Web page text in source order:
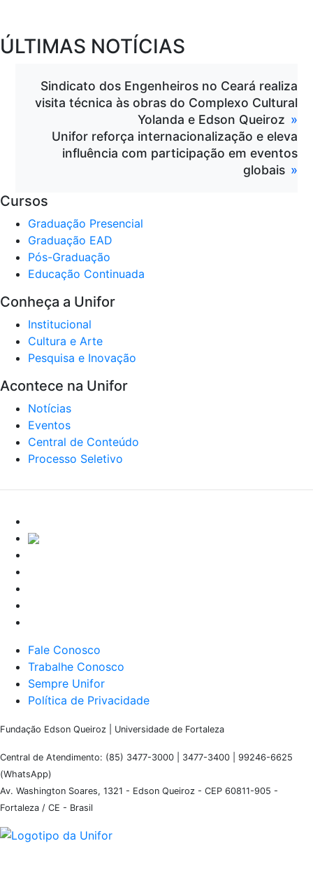
ÚLTIMAS NOTÍCIAS
Sindicato dos Engenheiros no Ceará realiza
visita técnica às obras do Complexo Cultural
Yolanda e Edson Queiroz
Unifor reforça internacionalização e eleva
influência com participação em eventos
globais
Cursos
Graduação Presencial
Graduação EAD
Pós-Graduação
Educação Continuada
Conheça a Unifor
Institucional
Cultura e Arte
Pesquisa e Inovação
Acontece na Unifor
Notícias
Eventos
Central de Conteúdo
Processo Seletivo
Fale Conosco
Trabalhe Conosco
Sempre Unifor
Política de Privacidade
Fundação Edson Queiroz | Universidade de Fortaleza
Central de Atendimento: (85) 3477-3000 | 3477-3400 | 99246-6625
(WhatsApp)
Av. Washington Soares, 1321 - Edson Queiroz - CEP 60811-905 -
Fortaleza / CE - Brasil